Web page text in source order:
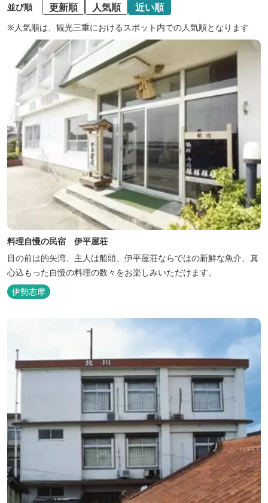
並び順 更新順 人気順 近い順
※人気順は、観光三重におけるスポット内での人気順となります
料理自慢の民宿 伊平屋荘
目の前は的矢湾、主人は船頭、伊平屋荘ならではの新鮮な魚介、真
心込もった自慢の料理の数々をお楽しみいただけます。
伊勢志摩